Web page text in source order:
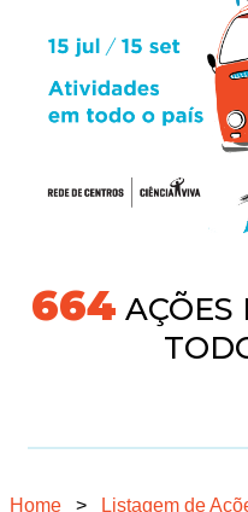
704 AÇÕES
Home > Listagem de